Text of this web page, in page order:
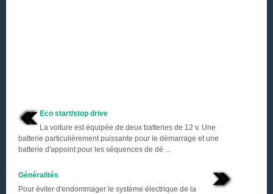
Eco start/stop drive
La voiture est équipée de deux batteries de 12 v. Une
batterie particulièrement puissante pour le démarrage et une
batterie d'appoint pour les séquences de dé ...
Généralités
Pour éviter d'endommager le système électrique de la